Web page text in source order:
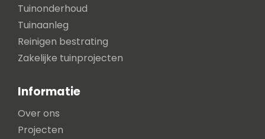
Tuinonderhoud
Tuinaanleg
Reinigen bestrating
Zakelijke tuinprojecten
Informatie
Over ons
Projecten